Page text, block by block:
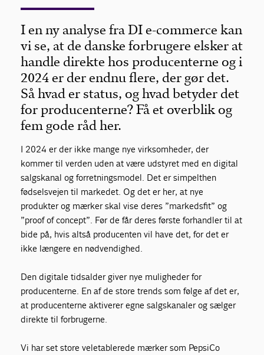
I en ny analyse fra DI e-commerce kan
vi se, at de danske forbrugere elsker at
handle direkte hos producenterne og i
2024 er der endnu flere, der gør det.
Så hvad er status, og hvad betyder det
for producenterne? Få et overblik og
fem gode råd her.
I 2024 er der ikke mange nye virksomheder, der
kommer til verden uden at være udstyret med en digital
salgskanal og forretningsmodel. Det er simpelthen
fødselsvejen til markedet. Og det er her, at nye
produkter og mærker skal vise deres ”markedsfit” og
”proof of concept”. Før de får deres første forhandler til at
bide på, hvis altså producenten vil have det, for det er
ikke længere en nødvendighed.
Den digitale tidsalder giver nye muligheder for
producenterne. En af de store trends som følge af det er,
at producenterne aktiverer egne salgskanaler og sælger
direkte til forbrugerne.
Vi har set store veletablerede mærker som PepsiCo